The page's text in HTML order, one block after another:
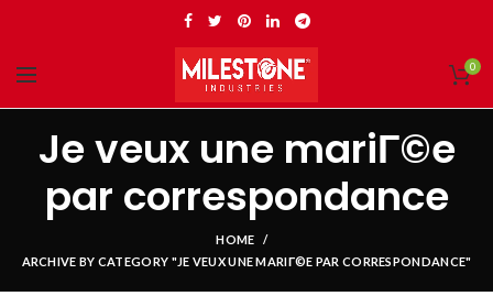
0
Je veux une mariГ©e
par correspondance
HOME
ARCHIVE BY CATEGORY "JE VEUX UNE MARIГ©E PAR CORRESPONDANCE"